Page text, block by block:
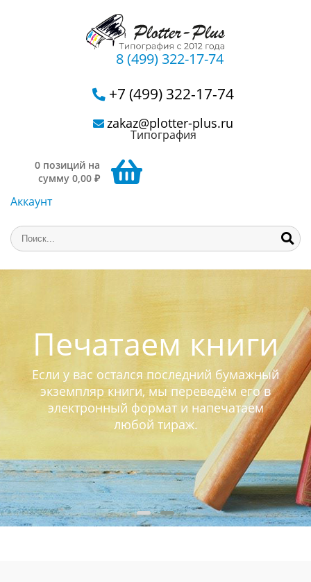
8 (499) 322-17-74
+7 (499) 322-17-74
zakaz@plotter-plus.ru
Типография
0 позиций на
сумму 0,00 ₽
Аккаунт
Печатаем книги
Если у вас остался последний бумажный
экземпляр книги, мы переведём его в
электронный формат и напечатаем
любой тираж.